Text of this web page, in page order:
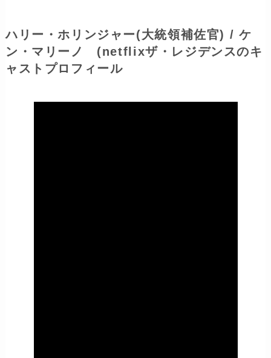
ハリー・ホリンジャー(大統領補佐官) / ケ
ン・マリーノ (netflixザ・レジデンスのキ
ャストプロフィール